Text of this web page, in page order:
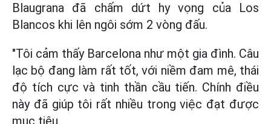
Blaugrana đã chấm dứt hy vọng của Los
Blancos khi lên ngôi sớm 2 vòng đấu.
"Tôi cảm thấy Barcelona như một gia đình. Câu
lạc bộ đang làm rất tốt, với niềm đam mê, thái
độ tích cực và tinh thần cầu tiến. Chính điều
này đã giúp tôi rất nhiều trong việc đạt được
mục tiêu.